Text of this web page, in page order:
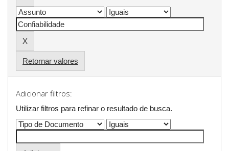
Retornar valores
Adicionar filtros:
Utilizar filtros para refinar o resultado de busca.